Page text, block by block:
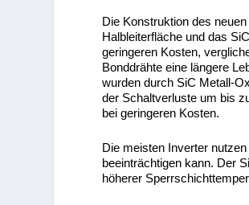
Die Konstruktion des
Halbleiterfläche und das
geringeren Kosten,
Bonddrähte eine längere
wurden durch SiC Metall-
der Schaltverluste um bis
bei geringeren Kosten.
Die meisten Inverter
beeinträchtigen kann. Der
höherer